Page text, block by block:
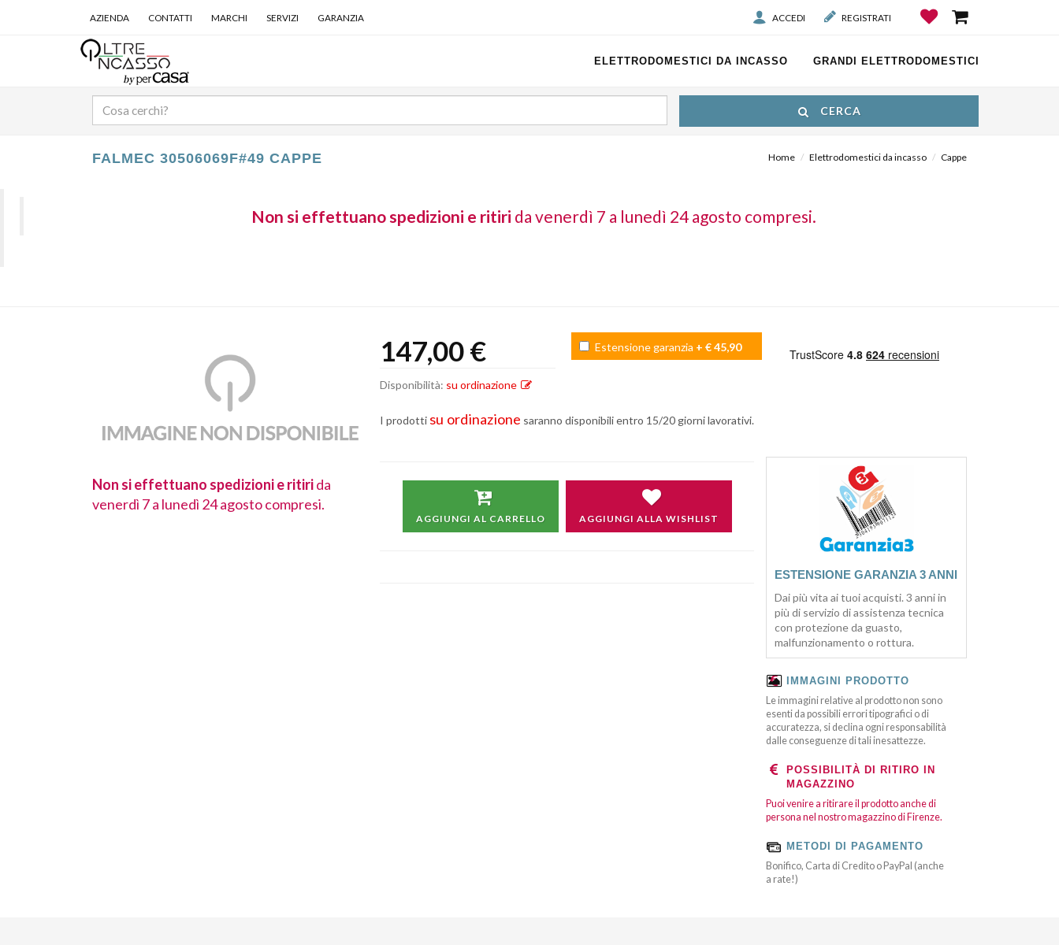
AZIENDA CONTATTI MARCHI SERVIZI GARANZIA ACCEDI REGISTRATI
ELETTRODOMESTICI DA INCASSO GRANDI ELETTRODOMESTICI
CERCA
FALMEC 30506069F#49 CAPPE Home Elettrodomestici da incasso Cappe
Non si effettuano spedizioni e ritiri da venerdì 7 a lunedì 24 agosto compresi.
Non si effettuano spedizioni e ritirida
venerdì 7 a lunedì 24 agosto compresi.
Non si effettuano spedizioni e ritirida
venerdì 7 a lunedì 24 agosto compresi.
147,00 €
Disponibilità: su ordinazione
Estensione garanzia + € 45,90
I prodotti su ordinazione saranno disponibili entro 15/20 giorni lavorativi.
AGGIUNGI AL CARRELLO AGGIUNGI ALLA WISHLIST
ESTENSIONE GARANZIA 3 ANNI
Dai più vita ai tuoi acquisti. 3 anni in
più di servizio di assistenza tecnica
con protezione da guasto,
malfunzionamento o rottura.
IMMAGINI PRODOTTO
Le immagini relative al prodotto non sono
esenti da possibili errori tipografici o di
accuratezza, si declina ogni responsabilità
dalle conseguenze di tali inesattezze.
POSSIBILITÀ DI RITIRO IN
MAGAZZINO
Puoi venire a ritirare il prodotto anche di
persona nel nostro magazzino di Firenze.
METODI DI PAGAMENTO
Bonifico, Carta di Credito o PayPal (anche
a rate!)